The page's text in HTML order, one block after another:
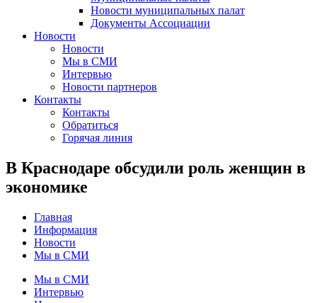
Новости муниципальных палат
Документы Ассоциации
Новости
Новости
Мы в СМИ
Интервью
Новости партнеров
Контакты
Контакты
Обратиться
Горячая линия
В Краснодаре обсудили роль женщин в
экономике
Главная
Информация
Новости
Мы в СМИ
Мы в СМИ
Интервью